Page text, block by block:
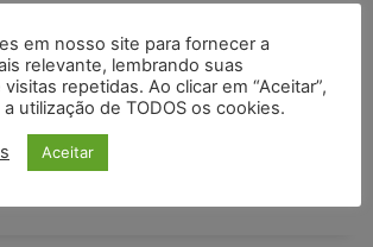
COMPARTILHE
em nosso site para fornecer a
relevante, lembrando suas
repetidas. Ao clicar em “Aceitar”,
utilização de TODOS os cookies.
Aceitar